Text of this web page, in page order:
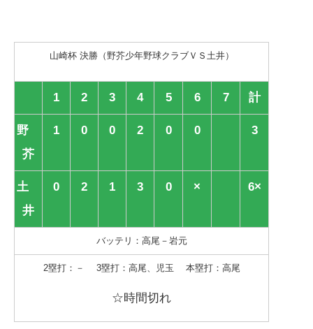
山崎杯 決勝（野芥少年野球クラブＶＳ土井）
1 2 3 4 5 6 7 計
野
芥
1 0 0 2 0 0 3
土
井
0 2 1 3 0 × 6×
バッテリ：高尾－岩元
2塁打：－ 3塁打：高尾、児玉 本塁打：高尾
☆時間切れ